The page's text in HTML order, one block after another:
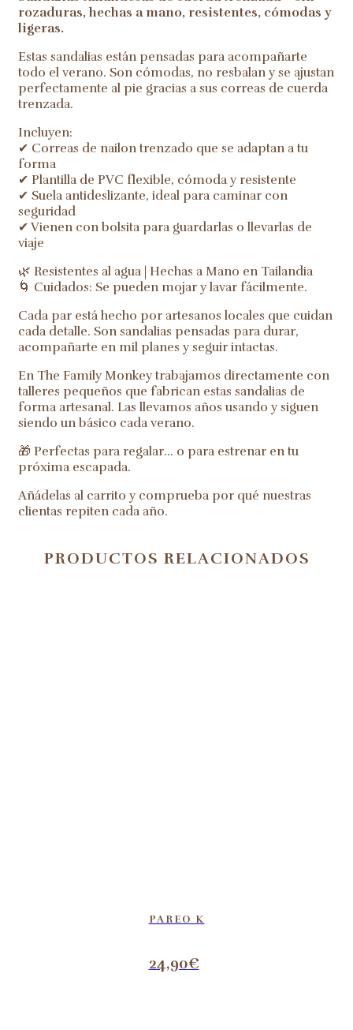
rozaduras, hechas a mano, resistentes, cómodas y
ligeras.
Estas sandalias están pensadas para acompañarte
todo el verano. Son cómodas, no resbalan y se ajustan
perfectamente al pie gracias a sus correas de cuerda
trenzada.
Incluyen:
✔ Correas de nailon trenzado que se adaptan a tu
forma
✔ Plantilla de PVC flexible, cómoda y resistente
✔ Suela antideslizante, ideal para caminar con
seguridad
✔ Vienen con bolsita para guardarlas o llevarlas de
viaje
🌿 Resistentes al agua | Hechas a Mano en Tailandia
🌀 Cuidados: Se pueden mojar y lavar fácilmente.
Cada par está hecho por artesanos locales que cuidan
cada detalle. Son sandalias pensadas para durar,
acompañarte en mil planes y seguir intactas.
En The Family Monkey trabajamos directamente con
talleres pequeños que fabrican estas sandalias de
forma artesanal. Las llevamos años usando y siguen
siendo un básico cada verano.
🎁 Perfectas para regalar… o para estrenar en tu
próxima escapada.
Añádelas al carrito y comprueba por qué nuestras
clientas repiten cada año.
PRODUCTOS RELACIONADOS
PAREO K
24,90€